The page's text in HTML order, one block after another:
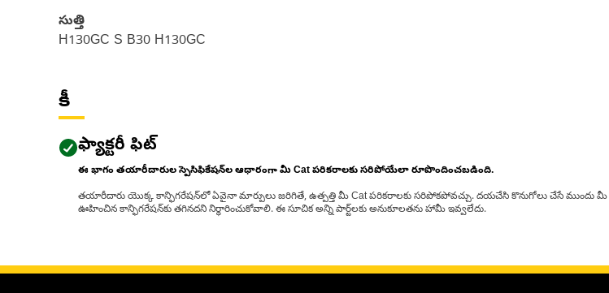
సుత్తి
H130GC S B30 H130GC
కీ
ఫ్యాక్టరీ ఫిట్
ఈ భాగం తయారీదారుల స్పెసిఫికేషన్‌ల ఆధారంగా మీ Cat పరికరాలకు సరిపోయేలా రూపొందించబడింది.
తయారీదారు యొక్క కాన్ఫిగరేషన్‌లో ఏవైనా మార్పులు జరిగితే, ఉత్పత్తి మీ Cat పరికరాలకు సరిపోకపోవచ్చు. దయచేసి కొనుగోలు చేసే ముందు మీ
ఊహించిన కాన్ఫిగరేషన్‌కు తగినదని నిర్ధారించుకోవాలి. ఈ సూచిక అన్ని పార్ట్‌లకు అనుకూలతను హామీ ఇవ్వలేదు.